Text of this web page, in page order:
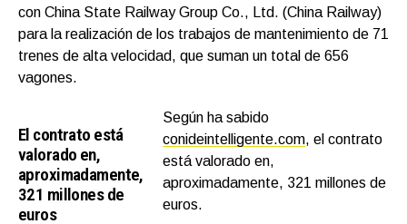
con China State Railway Group Co., Ltd. (China Railway)
para la realización de los trabajos de mantenimiento de 71
trenes de alta velocidad, que suman un total de 656
vagones.
El contrato está
valorado en,
aproximadamente,
321 millones de
euros
Según ha sabido
conideintelligente.com, el contrato
está valorado en,
aproximadamente, 321 millones de
euros.